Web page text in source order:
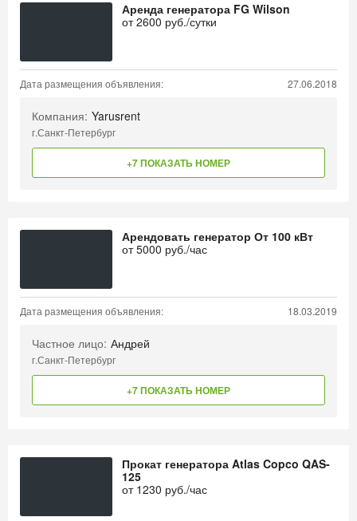
Аренда генератора FG Wilson
от2600 руб./сутки
Дата размещения объявления: 27.06.2018
Компания: Yarusrent
г.Санкт-Петербург
+7 ПОКАЗАТЬ НОМЕР
Арендовать генератор От 100 кВт
от5000 руб./час
Дата размещения объявления: 18.03.2019
Частное лицо: Андрей
г.Санкт-Петербург
+7 ПОКАЗАТЬ НОМЕР
Прокат генератора Atlas Copco QAS-
125
от 1230 руб./час